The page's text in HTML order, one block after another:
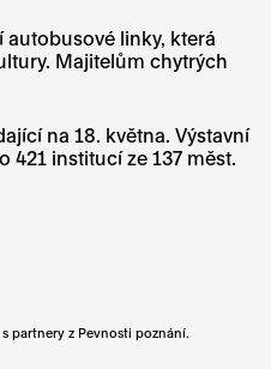
linky, která
Majitelům chytrých
na 18. května. Výstavní
institucí ze 137 měst.
partnery z Pevnosti poznání.